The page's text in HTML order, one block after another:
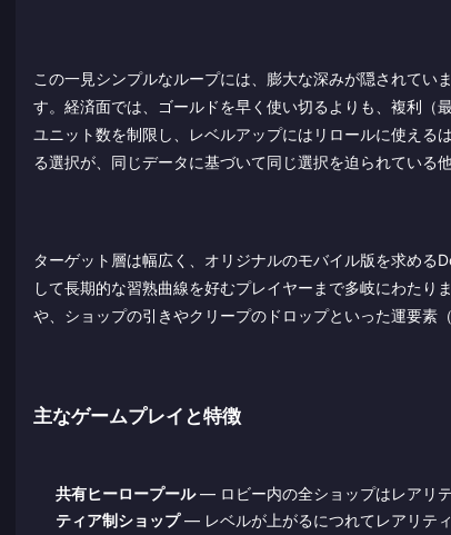
この一見シンプルなループには、膨大な深みが隠されてい
す。経済面では、ゴールドを早く使い切るよりも、複利（
ユニット数を制限し、レベルアップにはリロールに使え
る選択が、同じデータに基づいて同じ選択を迫られている
ターゲット層は幅広く、オリジナルのモバイル版を求め
して長期的な習熟曲線を好むプレイヤーまで多岐にわたり
や、ショップの引きやクリープのドロップといった運要素
主なゲームプレイと特徴
共有ヒーロープール— ロビー内の全ショップはレアリテ
ティア制ショップ— レベルが上がるにつれてレアリテ